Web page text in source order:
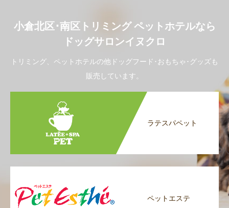
小倉北区･南区トリミング ペットホテルなら
ドッグサロンイヌクロ
トリミング、ペットホテルの他ドッグフード･おもちゃ･グッズも
販売しています。
ラテスパペット
ペットエステ